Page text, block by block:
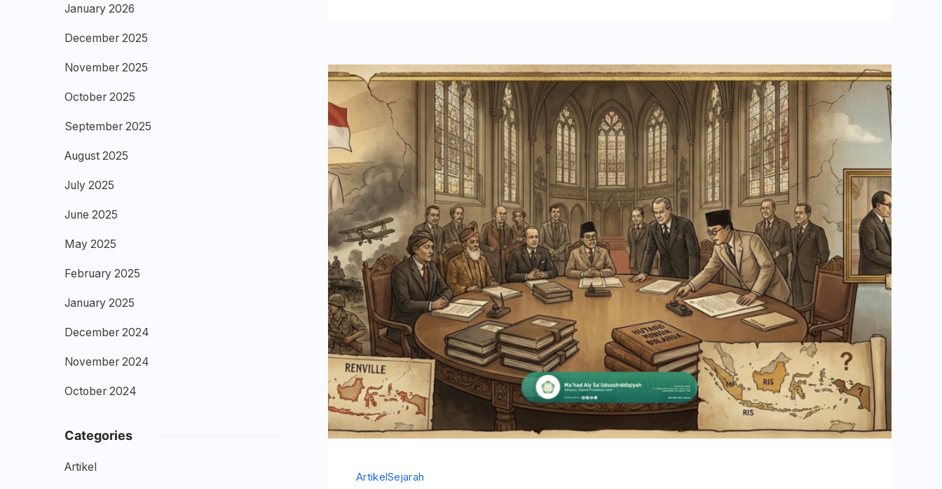
ArtikelSejarah
January 2026
December 2025
November 2025
October 2025
September 2025
August 2025
July 2025
June 2025
May 2025
February 2025
January 2025
December 2024
November 2024
October 2024
Categories
Artikel